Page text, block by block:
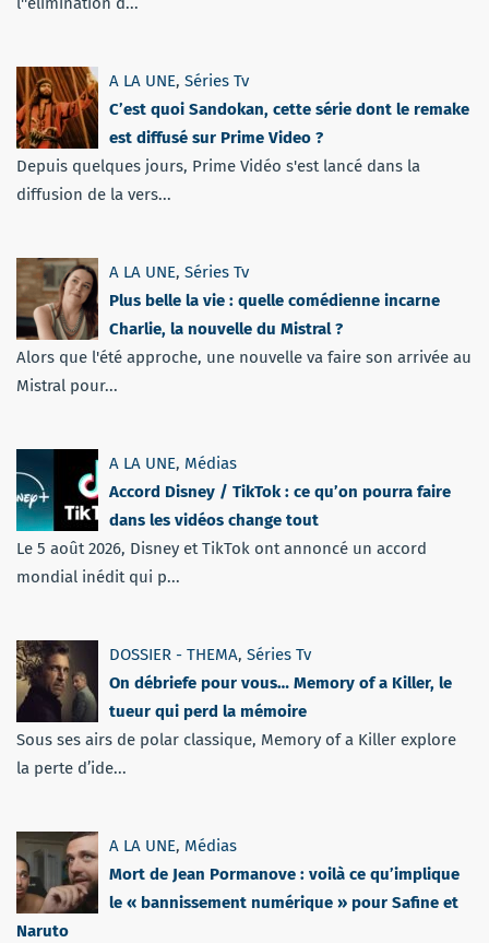
A LA UNE, Séries Tv
C’est quoi Sandokan, cette série dont le remake
est diffusé sur Prime Video ?
Depuis quelques jours, Prime Vidéo s'est lancé dans la
diffusion de la vers...
A LA UNE, Séries Tv
Plus belle la vie : quelle comédienne incarne
Charlie, la nouvelle du Mistral ?
Alors que l'été approche, une nouvelle va faire son arrivée au
Mistral pour...
A LA UNE, Médias
Accord Disney / TikTok : ce qu’on pourra faire
dans les vidéos change tout
Le 5 août 2026, Disney et TikTok ont annoncé un accord
mondial inédit qui p...
DOSSIER - THEMA, Séries Tv
On débriefe pour vous… Memory of a Killer, le
tueur qui perd la mémoire
Sous ses airs de polar classique, Memory of a Killer explore
la perte d’ide...
A LA UNE, Médias
Mort de Jean Pormanove : voilà ce qu’implique
le « bannissement numérique » pour Safine et
Naruto